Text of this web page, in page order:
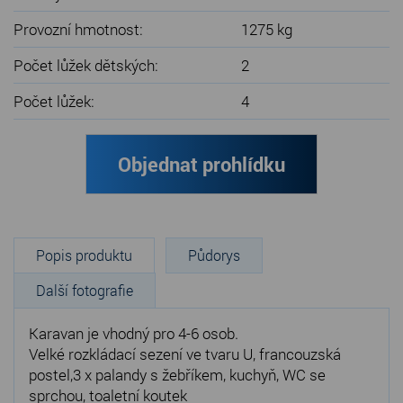
Provozní hmotnost:
1275 kg
Počet lůžek dětských:
2
Počet lůžek:
4
Objednat prohlídku
Popis produktu
Půdorys
Další fotografie
Karavan je vhodný pro 4-6 osob.
Velké rozkládací sezení ve tvaru U, francouzská
postel,3 x palandy s žebříkem, kuchyň, WC se
sprchou, toaletní koutek